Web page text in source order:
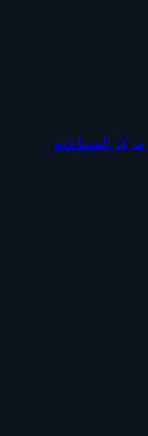
مركز المساعدة